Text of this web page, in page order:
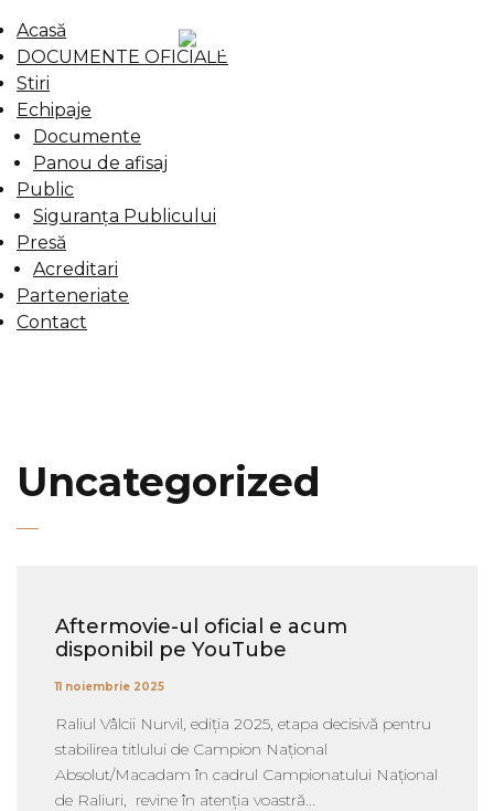
Acasă
DOCUMENTE OFICIALE
Stiri
Echipaje
Documente
Panou de afisaj
Public
Siguranța Publicului
Presă
Acreditari
Parteneriate
Contact
Uncategorized
Aftermovie-ul oficial e acum
disponibil pe YouTube
11 noiembrie 2025
Raliul Vâlcii Nurvil, ediția 2025, etapa decisivă pentru
stabilirea titlului de Campion Național
Absolut/Macadam în cadrul Campionatului Național
de Raliuri, revine în atenția voastră...